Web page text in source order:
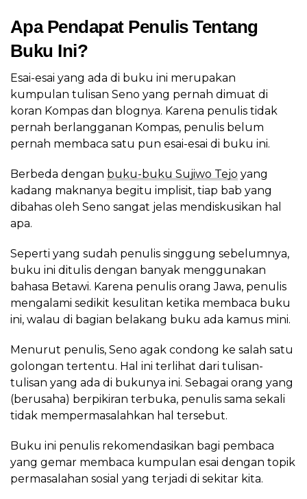
Apa Pendapat Penulis Tentang
Buku Ini?
Esai-esai yang ada di buku ini merupakan
kumpulan tulisan Seno yang pernah dimuat di
koran Kompas dan blognya. Karena penulis tidak
pernah berlangganan Kompas, penulis belum
pernah membaca satu pun esai-esai di buku ini.
Berbeda dengan buku-buku Sujiwo Tejo yang
kadang maknanya begitu implisit, tiap bab yang
dibahas oleh Seno sangat jelas mendiskusikan hal
apa.
Seperti yang sudah penulis singgung sebelumnya,
buku ini ditulis dengan banyak menggunakan
bahasa Betawi. Karena penulis orang Jawa, penulis
mengalami sedikit kesulitan ketika membaca buku
ini, walau di bagian belakang buku ada kamus mini.
Menurut penulis, Seno agak condong ke salah satu
golongan tertentu. Hal ini terlihat dari tulisan-
tulisan yang ada di bukunya ini. Sebagai orang yang
(berusaha) berpikiran terbuka, penulis sama sekali
tidak mempermasalahkan hal tersebut.
Buku ini penulis rekomendasikan bagi pembaca
yang gemar membaca kumpulan esai dengan topik
permasalahan sosial yang terjadi di sekitar kita.